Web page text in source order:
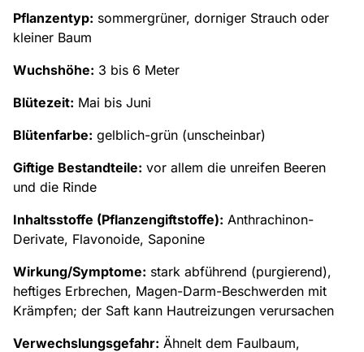
Pflanzentyp: sommergrüner, dorniger Strauch oder
kleiner Baum
Wuchshöhe: 3 bis 6 Meter
Blütezeit: Mai bis Juni
Blütenfarbe: gelblich-grün (unscheinbar)
Giftige Bestandteile: vor allem die unreifen Beeren
und die Rinde
Inhaltsstoffe (Pflanzengiftstoffe): Anthrachinon-
Derivate, Flavonoide, Saponine
Wirkung/Symptome: stark abführend (purgierend),
heftiges Erbrechen, Magen-Darm-Beschwerden mit
Krämpfen; der Saft kann Hautreizungen verursachen
Verwechslungsgefahr: Ähnelt dem Faulbaum,